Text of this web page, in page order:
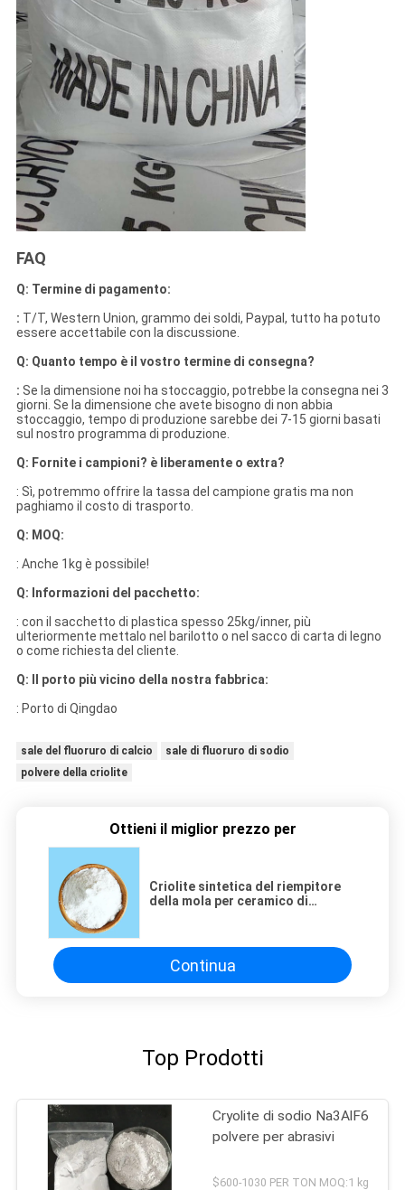
FAQ
Q: Termine di pagamento:
: T/T, Western Union, grammo dei soldi, Paypal, tutto ha potuto
essere accettabile con la discussione.
Q: Quanto tempo è il vostro termine di consegna?
: Se la dimensione noi ha stoccaggio, potrebbe la consegna nei 3
giorni. Se la dimensione che avete bisogno di non abbia
stoccaggio, tempo di produzione sarebbe dei 7-15 giorni basati
sul nostro programma di produzione.
Q: Fornite i campioni? è liberamente o extra?
: Sì, potremmo offrire la tassa del campione gratis ma non
paghiamo il costo di trasporto.
Q: MOQ:
: Anche 1kg è possibile!
Q: Informazioni del pacchetto:
: con il sacchetto di plastica spesso 25kg/inner, più
ulteriormente mettalo nel barilotto o nel sacco di carta di legno
o come richiesta del cliente.
Q: Il porto più vicino della nostra fabbrica:
: Porto di Qingdao
sale del fluoruro di calcio
sale di fluoruro di sodio
polvere della criolite
Ottieni il miglior prezzo per
Criolite sintetica del riempitore
della mola per ceramico di
Continua
Top Prodotti
Cryolite di sodio Na3AlF6
polvere per abrasivi
$600-1030 PER TON MOQ:1 kg